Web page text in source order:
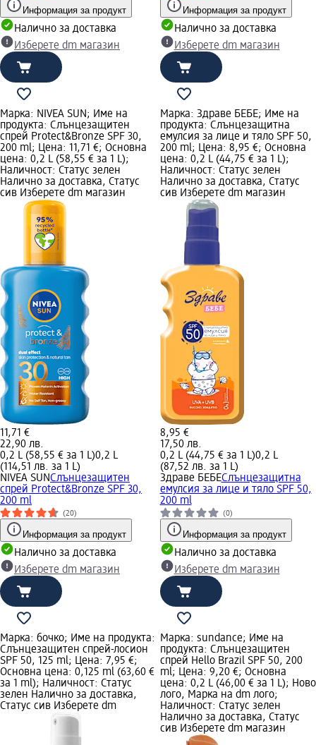
Информация за продукт
Налично за доставка
Изберете dm магазин
Информация за продукт
Налично за доставка
Изберете dm магазин
Марка: NIVEA SUN; Име на
продукта: Слънцезащитен
спрей Protect&Bronze SPF 30,
200 ml; Цена: 11,71 €; Основна
цена: 0,2 L (58,55 € за 1 L);
Наличност: Статус зелен
Налично за доставка, Статус
сив Изберете dm магазин
11,71 €
22,90 лв.
0,2 L (58,55 € за 1 L)0,2 L
(114,51 лв. за 1 L)
NIVEA SUNСлънцезащитен
спрей Protect&Bronze SPF 30,
200 ml
(20)
Информация за продукт
Налично за доставка
Изберете dm магазин
Марка: Здраве БЕБЕ; Име на
продукта: Слънцезащитна
емулсия за лице и тяло SPF 50,
200 ml; Цена: 8,95 €; Основна
цена: 0,2 L (44,75 € за 1 L);
Наличност: Статус зелен
Налично за доставка, Статус
сив Изберете dm магазин
8,95 €
17,50 лв.
0,2 L (44,75 € за 1 L)0,2 L
(87,52 лв. за 1 L)
Здраве БЕБЕСлънцезащитна
емулсия за лице и тяло SPF 50,
200 ml
(0)
Информация за продукт
Налично за доставка
Изберете dm магазин
Марка: бочко; Име на продукта:
Слънцезащитен спрей-лосион
SPF 50, 125 ml; Цена: 7,95 €;
Основна цена: 0,125 ml (63,60 €
за 1 ml); Наличност: Статус
зелен Налично за доставка,
Статус сив Изберете dm
Марка: sundance; Име на
продукта: Слънцезащитен
спрей Hello Brazil SPF 50, 200
ml; Цена: 9,20 €; Основна
цена: 0,2 L (46,00 € за 1 L); Ново
лого, Марка на dm лого;
Наличност: Статус зелен
Налично за доставка, Статус
сив Изберете dm магазин